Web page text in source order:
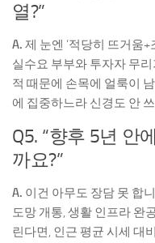
열?”
A. 제 눈엔 ‘적당히 뜨거움
실수요 부부와 투자자 무
적 때문에 손목에 얼룩이
에 집중하느라 신경도 안
Q5. “향후 5년 안
까요?”
A. 이건 아무도 장담 못 합
도망 개통, 생활 인프라 완
린다면, 인근 평균 시세 대